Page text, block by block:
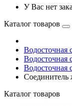
У Вас нет
Каталог товаров
Водосточная
Водосточная
Соединитель
Каталог товаров